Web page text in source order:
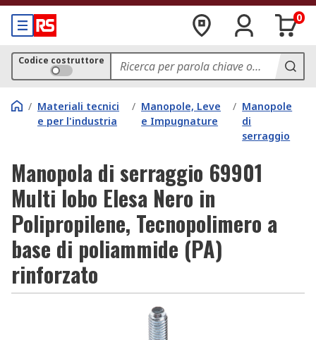
0
Codice costruttore
/ Materiali tecnici
e per l'industria
/ Manopole, Leve
e Impugnature
/ Manopole
di
serraggio
Manopola di serraggio 69901
Multi lobo Elesa Nero in
Polipropilene, Tecnopolimero a
base di poliammide (PA)
rinforzato